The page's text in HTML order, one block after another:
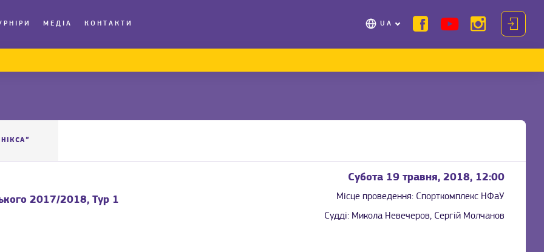
UA
МЕДІА КОНТАКТИ
2017/2018, Тур 1
Субота 19 травня, 2018, 12:00
Місце проведення: Спорткомплекс НФаУ
Судді: Микола Невечеров, Сергій Молчанов